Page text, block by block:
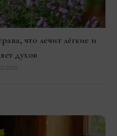
что лечит лёгкие и
духов